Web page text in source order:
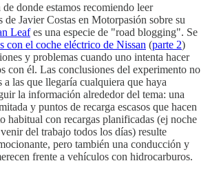
de donde estamos recomiendo leer
de Javier Costas en Motorpasión sobre su
Leafes una especie de "road blogging". Se
con el coche eléctrico de Nissan (parte 2)
y problemas cuando uno intenta hacer
con él. Las conclusiones del experimento no
a las que llegaría cualquiera que haya
la información alrededor del tema: una
y puntos de recarga escasos que hacen
habitual con recargas planificadas (ej noche
del trabajo todos los días) resulte
pero también una conducción y
frente a vehículos con hidrocarburos.